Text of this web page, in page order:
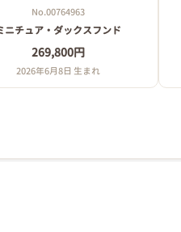
取扱責任者 宇都宮 あい
番号 51-0042
No.00764963
ニチュア・ダックスフンド
269,800円
2026年6月8日 生まれ